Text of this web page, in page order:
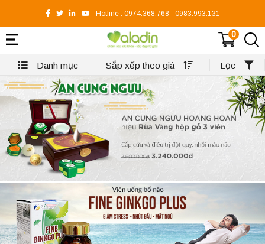
Hotline : 0974.368.768 - 0983.993.131
0
Danh mục Sắp xếp theo giá Lọc